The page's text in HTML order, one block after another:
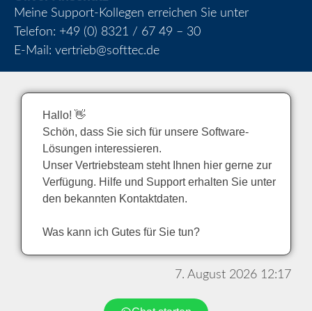
Meine Support-Kollegen erreichen Sie unter
Telefon: +49 (0) 8321 / 67 49 – 30
E-Mail: vertrieb@softtec.de
Hallo! 👋
Schön, dass Sie sich für unsere Software-
Lösungen interessieren.
Unser Vertriebsteam steht Ihnen hier gerne zur
Verfügung. Hilfe und Support erhalten Sie unter
den bekannten Kontaktdaten.
Was kann ich Gutes für Sie tun?
7. August 2026 12:17